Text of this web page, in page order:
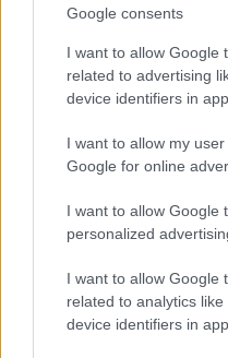
Google consents
I want to allow Google
related to advertising
device identifiers in
I want to allow my
Google for online
I want to allow Google
personalized
I want to allow Google
related to analytics
device identifiers in
Νέα “σελίδα” για
Δείτε ποια πόλη
την υψηλότερη